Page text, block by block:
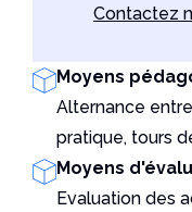
Contactez
Moyens
Alternance
pratique, tours
Moyens
Evaluation des